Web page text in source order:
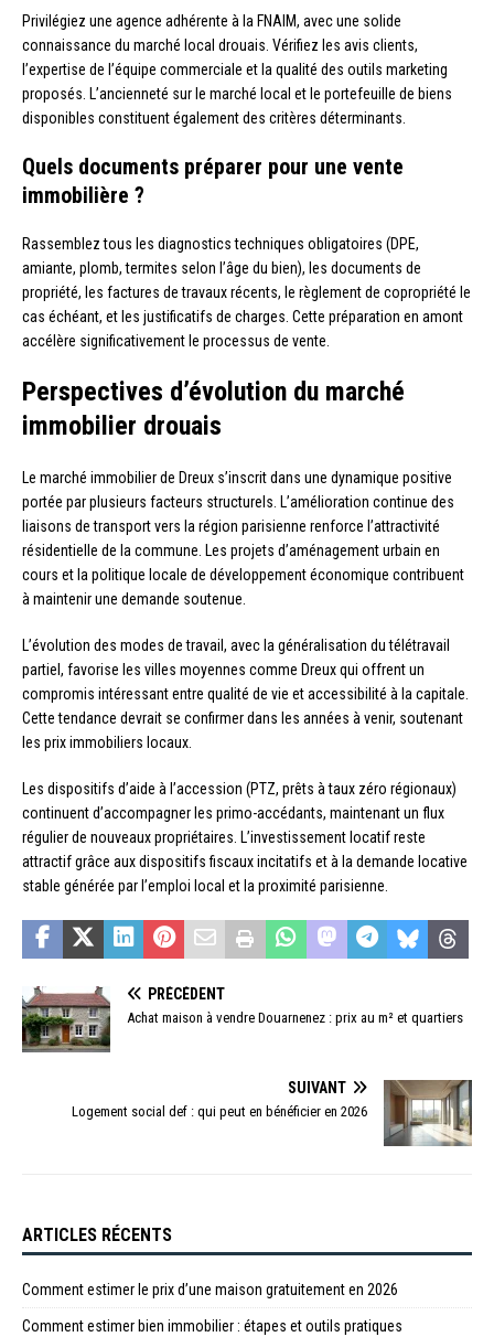
Privilégiez une agence adhérente à la FNAIM, avec une solide
connaissance du marché local drouais. Vérifiez les avis clients,
l’expertise de l’équipe commerciale et la qualité des outils marketing
proposés. L’ancienneté sur le marché local et le portefeuille de biens
disponibles constituent également des critères déterminants.
Quels documents préparer pour une vente
immobilière ?
Rassemblez tous les diagnostics techniques obligatoires (DPE,
amiante, plomb, termites selon l’âge du bien), les documents de
propriété, les factures de travaux récents, le règlement de copropriété le
cas échéant, et les justificatifs de charges. Cette préparation en amont
accélère significativement le processus de vente.
Perspectives d’évolution du marché
immobilier drouais
Le marché immobilier de Dreux s’inscrit dans une dynamique positive
portée par plusieurs facteurs structurels. L’amélioration continue des
liaisons de transport vers la région parisienne renforce l’attractivité
résidentielle de la commune. Les projets d’aménagement urbain en
cours et la politique locale de développement économique contribuent
à maintenir une demande soutenue.
L’évolution des modes de travail, avec la généralisation du télétravail
partiel, favorise les villes moyennes comme Dreux qui offrent un
compromis intéressant entre qualité de vie et accessibilité à la capitale.
Cette tendance devrait se confirmer dans les années à venir, soutenant
les prix immobiliers locaux.
Les dispositifs d’aide à l’accession (PTZ, prêts à taux zéro régionaux)
continuent d’accompagner les primo-accédants, maintenant un flux
régulier de nouveaux propriétaires. L’investissement locatif reste
attractif grâce aux dispositifs fiscaux incitatifs et à la demande locative
stable générée par l’emploi local et la proximité parisienne.
PRÉCÉDENT
Achat maison à vendre Douarnenez : prix au m² et quartiers
SUIVANT
Logement social def : qui peut en bénéficier en 2026
ARTICLES RÉCENTS
Comment estimer le prix d’une maison gratuitement en 2026
Comment estimer bien immobilier : étapes et outils pratiques